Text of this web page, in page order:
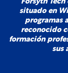
Forsyth
situado en
programas
reconocido
formación
sus